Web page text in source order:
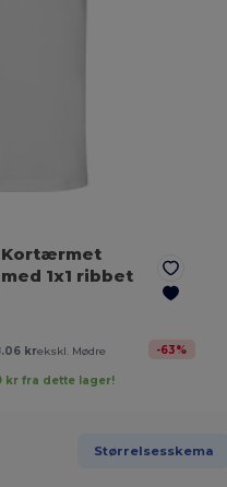
Kortærmet
1x1 ribbet
krekskl. Mødre -63%
kr fra dette lager!
Størrelsesskema